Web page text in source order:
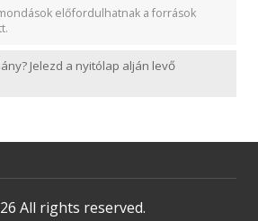
előfordulhatnak a források
Jelezd a nyitólap alján levő
All rights reserved.